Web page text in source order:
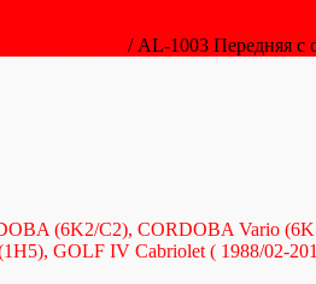
/ AL-1003 Передняя с
(6K2/C2), CORDOBA Vario
GOLF IV Cabriolet ( 1988/02-